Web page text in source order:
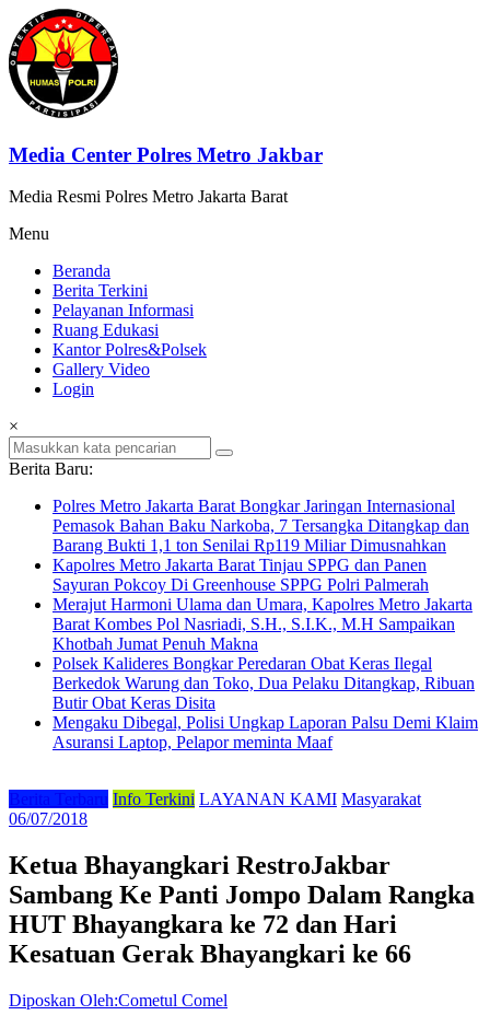
Lompat
ke
konten
Media Center Polres Metro Jakbar
Media Resmi Polres Metro Jakarta Barat
Menu
Beranda
Berita Terkini
Pelayanan Informasi
Ruang Edukasi
Kantor Polres&Polsek
Gallery Video
Login
×
Berita Baru:
Polres Metro Jakarta Barat Bongkar Jaringan Internasional
Pemasok Bahan Baku Narkoba, 7 Tersangka Ditangkap dan
Barang Bukti 1,1 ton Senilai Rp119 Miliar Dimusnahkan
Kapolres Metro Jakarta Barat Tinjau SPPG dan Panen
Sayuran Pokcoy Di Greenhouse SPPG Polri Palmerah
Merajut Harmoni Ulama dan Umara, Kapolres Metro Jakarta
Barat Kombes Pol Nasriadi, S.H., S.I.K., M.H Sampaikan
Khotbah Jumat Penuh Makna
Polsek Kalideres Bongkar Peredaran Obat Keras Ilegal
Berkedok Warung dan Toko, Dua Pelaku Ditangkap, Ribuan
Butir Obat Keras Disita
Mengaku Dibegal, Polisi Ungkap Laporan Palsu Demi Klaim
Asuransi Laptop, Pelapor meminta Maaf
Berita Terbaru Info Terkini LAYANAN KAMI Masyarakat
06/07/2018
Ketua Bhayangkari RestroJakbar
Sambang Ke Panti Jompo Dalam Rangka
HUT Bhayangkara ke 72 dan Hari
Kesatuan Gerak Bhayangkari ke 66
Diposkan Oleh:Cometul Comel